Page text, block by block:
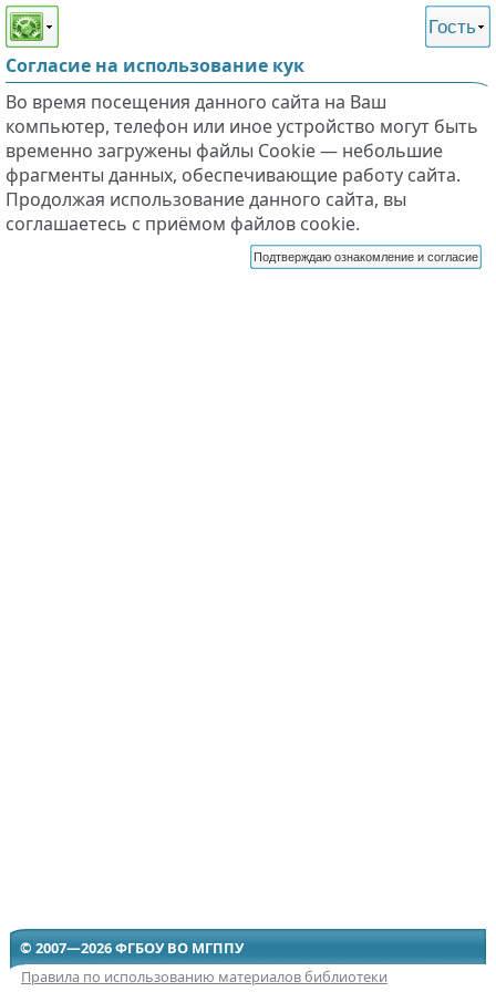
Этот сайт поддерживает
слабовидящих
Гость
Согласие на использование кук
Во время посещения данного сайта на Ваш
компьютер, телефон или иное устройство могут быть
временно загружены файлы Cookie — небольшие
фрагменты данных, обеспечивающие работу сайта.
Продолжая использование данного сайта, вы
соглашаетесь с приёмом файлов cookie.
Подтверждаю ознакомление и согласие
© 2007—2026 ФГБОУ ВО МГППУ
Правила по использованию материалов библиотеки